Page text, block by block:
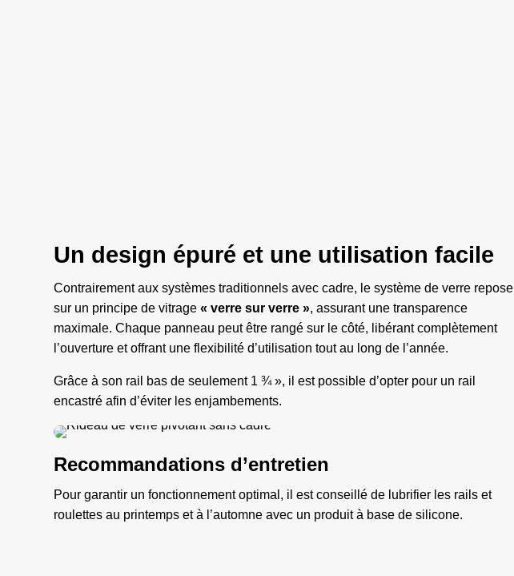
Un design épuré et une utilisation facile
Contrairement aux systèmes traditionnels avec cadre, le système de verre repose
sur un principe de vitrage« verre sur verre », assurant une transparence
maximale. Chaque panneau peut être rangé sur le côté, libérant complètement
l’ouverture et offrant une flexibilité d’utilisation tout au long de l’année.
Grâce à son rail bas de seulement 1 ¾ », il est possible d’opter pour un rail
encastré afin d’éviter les enjambements.
Recommandations d’entretien
Pour garantir un fonctionnement optimal, il est conseillé de lubrifier les rails et
roulettes au printemps et à l’automne avec un produit à base de silicone.